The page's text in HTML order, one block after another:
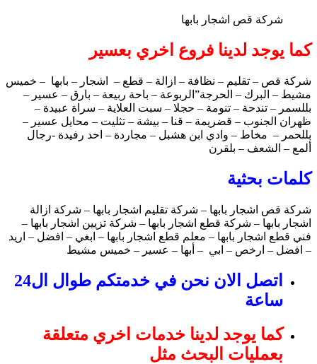
شركة قص اشجار بابها
كما يوجد لدينا فروع اخري بعسير
شركة قص – تقليم – نظافة – ازالة – قطع – اشجار – بابها – خميس
مشيط – البرك – الحرجة”الربوعة – باحة ربيعة – بارق – عسير –
بللسمر – تندحة – تنومة – حجلا – سبت العلاية – سراة عبيدة –
ظهران الجنوب – قضريمة – قنا – بيشة – تثليت – محايل عسير –
بللحمر – مخاط – وادي ابن هشبل – مجاردة – احد رفيدة -رجال
ألمع – الشعف – بلقرن
كلمات بحثية
شركة قص اشجار بابها – شركة تقليم اشجار بابها – شركة ازالة
اشجار بابها – شركة قطع اشجار بابها – شركة تزيين اشجار بابها –
فني قطع اشجار بابها – معلم قطع اشجار بابها – ابغي – افضل – اريد
– افضل – ارخص – ابي – أبها – عسير – خميس مشيط
اتصل الان نحن في خدمتكم طوال ال24
ساعة
كما يوجد لدينا خدمات اخري متعلقة
بعمليات البحث مثل